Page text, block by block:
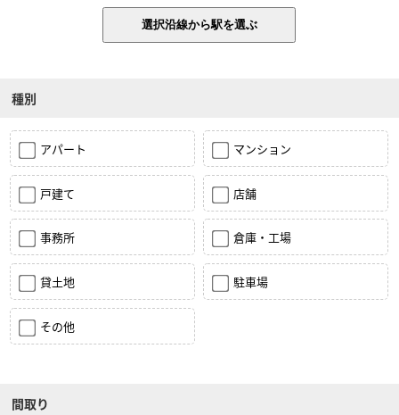
種別
アパート マンション
戸建て 店舗
事務所 倉庫・工場
貸土地 駐車場
その他
間取り